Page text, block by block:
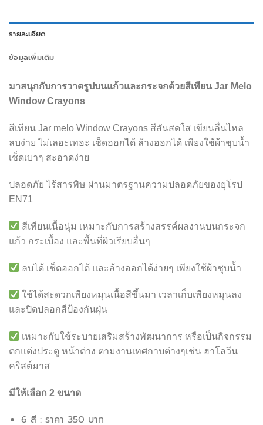
รายละเอียด
ข้อมูลเพิ่มเติม
มาสนุกกับการวาดรูปบนแก้วและกระจกด้วยสีเทียน Jar Melo
Window Crayons
สีเทียน Jar melo Window Crayons สีสันสดใส เขียนลื่นไหล
ลบง่าย ไม่เลอะเทอะ เช็ดออกได้ ล้างออกได้ เพียงใช้ผ้าชุบน้ำ
เช็ดเบาๆ สะอาดง่าย
ปลอดภัย ไร้สารพิษ ผ่านมาตรฐานความปลอดภัยของยุโรป
EN71
สีเทียนเนื้อนุ่ม เหมาะกับการสร้างสรรค์ผลงานบนกระจก
แก้ว กระเบื้อง และพื้นที่ผิวเรียบอื่นๆ
ลบได้ เช็ดออกได้ และล้างออกได้ง่ายๆ เพียงใช้ผ้าชุบน้ำ
ใช้ได้สะดวกเพียงหมุนเนื้อสีขึ้นมา เวลาเก็บเพียงหมุนลง
และปิดปลอกสีป้องกันฝุ่น
เหมาะกับใช้ระบายเสริมสร้างพัฒนาการ หรือเป็นกิจกรรม
ตกแต่งประตู หน้าต่าง ตามงานเทศกาบต่างๆเช่น ฮาโลวีน
คริสต์มาส
มีให้เลือก 2 ขนาด
6 สี : ราคา 350 บาท